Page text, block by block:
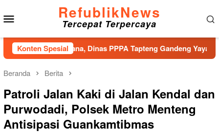
ke
konten
RefublikNews
Tercepat Terpercaya
Konten Spesial
Bencana, Dinas PPPA Tapteng Gandeng Yayasan Pusaka
Beranda Berita
Patroli Jalan Kaki di Jalan Kendal dan
Purwodadi, Polsek Metro Menteng
Antisipasi Guankamtibmas